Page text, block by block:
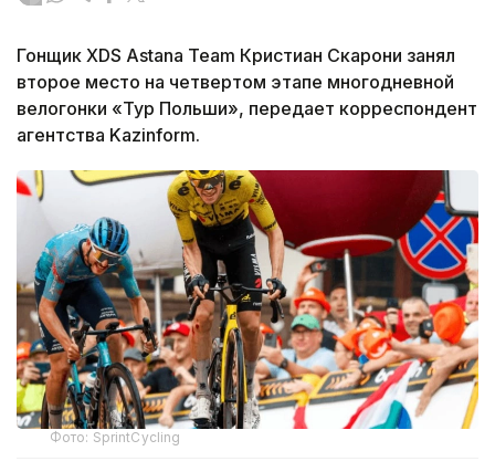
Гонщик XDS Astana Team Кристиан Скарони занял
второе место на четвертом этапе многодневной
велогонки «Тур Польши», передает корреспондент
агентства Kazinform.
Фото: SprintCycling